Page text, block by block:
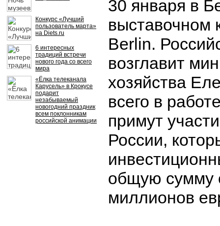
Конкурс «Лучший
пользователь марта»
на Diets.ru
6 интересных
традиций встречи
нового года со всего
мира
«Ёлка телеканала
Карусель» в Крокусе
подарит
незабываемый
новогодний праздник
всем поклонникам
российской анимации
30 января в
выставочном
Berlin.
возглавит
хозяйства
всего в
примут
России,
общую сумму
миллионов